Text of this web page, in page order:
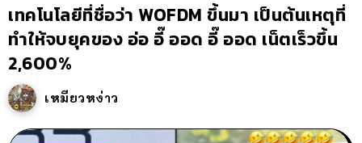
เทคโนโลยีที่ชื่อว่า WOFDM ขึ้นมา เป็นต้นเหตุที่
ทำให้จบยุคของ อ่อ อี๊ ออด อี๊ ออด เน็ตเร็วขึ้น
2,600%
เหมียวหง่าว